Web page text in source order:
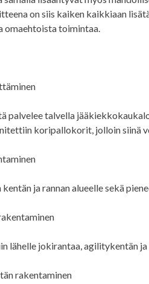
on siis kaiken kaikkiaan
omaehtoista toimintaa.
palvelee talvella
koripallokorit, jolloin siinä
ja rannan alueelle sekä
lähelle jokirantaa, agilitykentän
rakentaminen